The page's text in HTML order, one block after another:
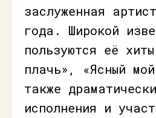
заслуженная
года. Широкой
пользуются её
плачь», «Ясный
также
исполнения и